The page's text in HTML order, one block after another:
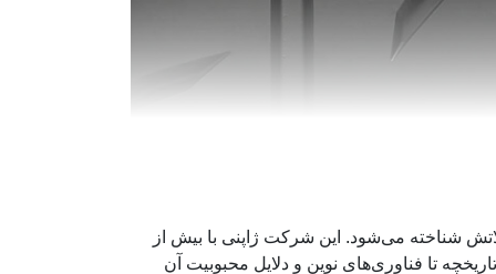
شناخته می‌شود. این شرکت ژاپنی با بیش از
تا فناوری‌های نوین و دلایل محبوبیت آن